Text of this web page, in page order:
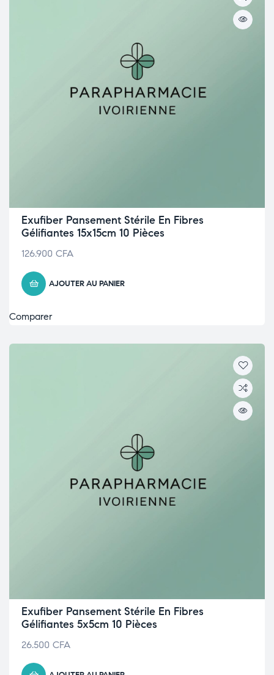
Exufiber Pansement Stérile En Fibres
Gélifiantes 15x15cm 10 Pièces
126.900 CFA
AJOUTER AU PANIER
Comparer
Exufiber Pansement Stérile En Fibres
Gélifiantes 5x5cm 10 Pièces
26.500 CFA